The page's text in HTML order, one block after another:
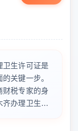
卫生许可证是
关键一步。
财税专家的身
齐办理卫生